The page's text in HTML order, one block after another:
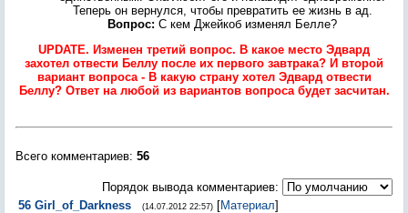
Теперь он вернулся, чтобы превратить ее жизнь в ад.
Вопрос: С кем Джейкоб изменял Белле?
UPDATE. Изменен третий вопрос. В какое место Эдвард
захотел отвести Беллу после их первого завтрака? И второй
вариант вопроса - В какую страну хотел Эдвард отвести
Беллу? Ответ на любой из вариантов вопроса будет засчитан.
Всего комментариев: 56
Порядок вывода комментариев:
56 Girl_of_Darkness (14.07.2012 22:57) [Материал]